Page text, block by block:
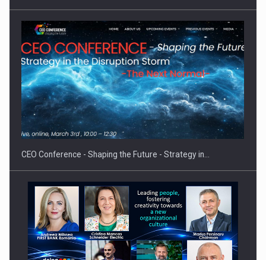
Fondul de investitii BoldMind si echipa de management a…
CEO Conference - Shaping the Future - Strategy in…